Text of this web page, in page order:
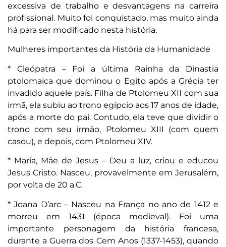
excessiva de trabalho e desvantagens na carreira
profissional. Muito foi conquistado, mas muito ainda
há para ser modificado nesta história.
Mulheres importantes da História da Humanidade
* Cleópatra – Foi a última Rainha da Dinastia
ptolomaica que dominou o Egito após a Grécia ter
invadido aquele país. Filha de Ptolomeu XII com sua
irmã, ela subiu ao trono egípcio aos 17 anos de idade,
após a morte do pai. Contudo, ela teve que dividir o
trono com seu irmão, Ptolomeu XIII (com quem
casou), e depois, com Ptolomeu XIV.
* Maria, Mãe de Jesus – Deu a luz, criou e educou
Jesus Cristo. Nasceu, provavelmente em Jerusalém,
por volta de 20 a.C.
* Joana D’arc – Nasceu na França no ano de 1412 e
morreu em 1431 (época medieval). Foi uma
importante personagem da história francesa,
durante a Guerra dos Cem Anos (1337-1453), quando